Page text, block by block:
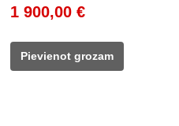
Original
was:
2
1 900,00 €Current
Pievienot grozam